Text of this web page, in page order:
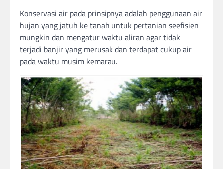
Konservasi air pada prinsipnya adalah penggunaan air
hujan yang jatuh ke tanah untuk pertanian seefisien
mungkin dan mengatur waktu aliran agar tidak
terjadi banjir yang merusak dan terdapat cukup air
pada waktu musim kemarau.